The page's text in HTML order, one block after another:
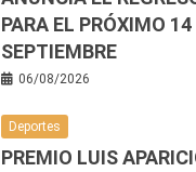
PARA EL PRÓXIMO 14
SEPTIEMBRE
06/08/2026
Deportes
PREMIO LUIS